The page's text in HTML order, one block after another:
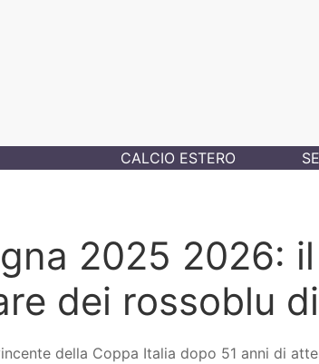
CALCIO ESTERO
2025 2026:
dei rossoblu
della Coppa Italia dopo 51 anni di